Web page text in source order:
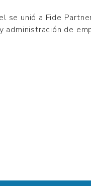
se unió a Fide
administración de